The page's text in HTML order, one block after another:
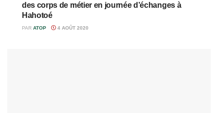
des corps de métier en journée d’échanges à
Hahotoé
PAR ATOP 4 AOÛT 2020